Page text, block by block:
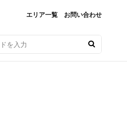
エリア一覧 お問い合わせ